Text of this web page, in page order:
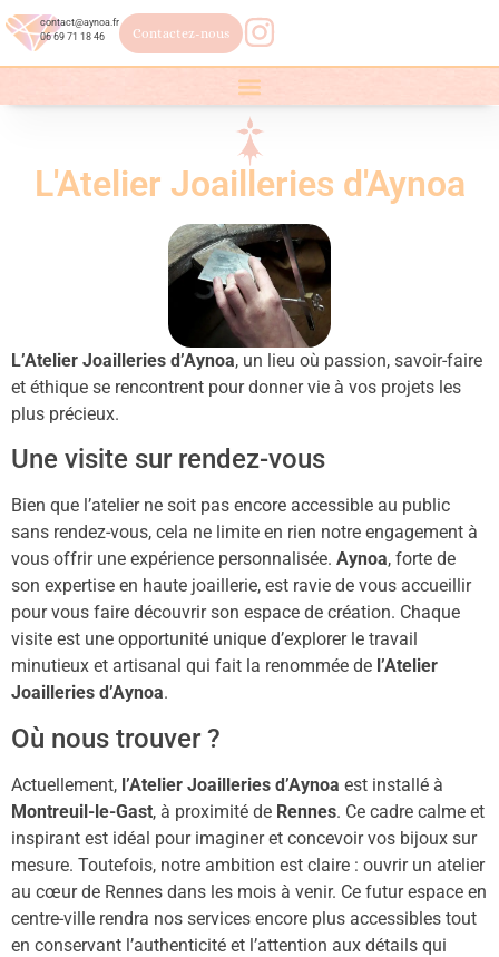
contact@aynoa.fr
06 69 71 18 46
Contactez-nous
L'Atelier Joailleries d'Aynoa
L’Atelier Joailleries d’Aynoa, un lieu où passion, savoir-faire
et éthique se rencontrent pour donner vie à vos projets les
plus précieux.
Une visite sur rendez-vous
Bien que l’atelier ne soit pas encore accessible au public
sans rendez-vous, cela ne limite en rien notre engagement à
vous offrir une expérience personnalisée. Aynoa, forte de
son expertise en haute joaillerie, est ravie de vous accueillir
pour vous faire découvrir son espace de création. Chaque
visite est une opportunité unique d’explorer le travail
minutieux et artisanal qui fait la renommée de l’Atelier
Joailleries d’Aynoa.
Où nous trouver ?
Actuellement, l’Atelier Joailleries d’Aynoa est installé à
Montreuil-le-Gast, à proximité de Rennes. Ce cadre calme et
inspirant est idéal pour imaginer et concevoir vos bijoux sur
mesure. Toutefois, notre ambition est claire : ouvrir un atelier
au cœur de Rennes dans les mois à venir. Ce futur espace en
centre-ville rendra nos services encore plus accessibles tout
en conservant l’authenticité et l’attention aux détails qui